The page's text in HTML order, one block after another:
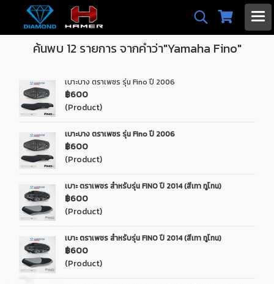
ค้นพบ 12 รายการ จากคำว่า"Yamaha Fino"
เบาะบาง ตราเพชร รุ่น Fino ปี 2006
฿600
(Product)
เบาะบาง ตราเพชร รุ่น Fino ปี 2006
฿600
(Product)
เบาะ ตราเพชร สำหรับรุ่น FINO ปี 2014 (สีเทา ทูโทน)
฿600
(Product)
เบาะ ตราเพชร สำหรับรุ่น FINO ปี 2014 (สีเทา ทูโทน)
฿600
(Product)